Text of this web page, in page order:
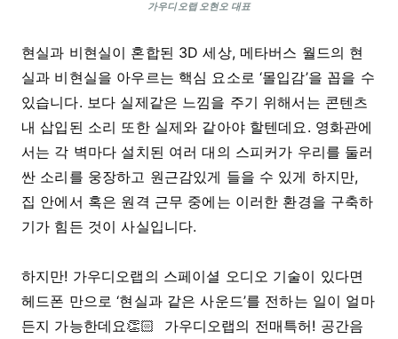
가우디오랩 오현오 대표
현실과 비현실이 혼합된 3D 세상, 메타버스 월드의 현
실과 비현실을 아우르는 핵심 요소로 ‘몰입감’을 꼽을 수
있습니다. 보다 실제같은 느낌을 주기 위해서는 콘텐츠
내 삽입된 소리 또한 실제와 같아야 할텐데요. 영화관에
서는 각 벽마다 설치된 여러 대의 스피커가 우리를 둘러
싼 소리를 웅장하고 원근감있게 들을 수 있게 하지만,
집 안에서 혹은 원격 근무 중에는 이러한 환경을 구축하
기가 힘든 것이 사실입니다.
하지만! 가우디오랩의 스페이셜 오디오 기술이 있다면
헤드폰 만으로 ‘현실과 같은 사운드’를 전하는 일이 얼마
든지 가능한데요👏🏻 가우디오랩의 전매특허! 공간음